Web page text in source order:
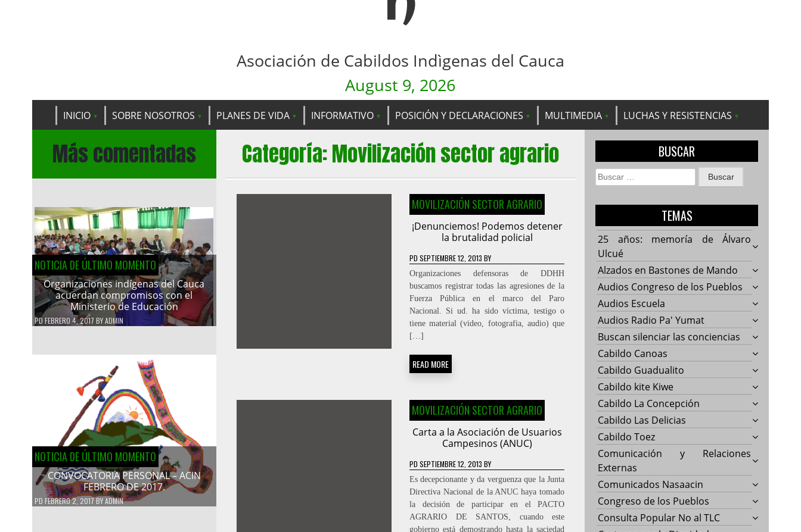
Asociación de Cabildos Indìgenas del Cauca
August 9, 2026
INICIO SOBRE NOSOTROS PLANES DE VIDA INFORMATIVO POSICIÓN Y DECLARACIONES MULTIMEDIA LUCHAS Y RESISTENCIAS
Más comentadas
NOTICIA DE ÚLTIMO MOMENTO
Organizaciones indígenas del Cauca
acuerdan compromisos con el
Ministerio de Educación
PD FEBRERO 4, 2017 BYADMIN
NOTICIA DE ÚLTIMO MOMENTO
CONVOCATORIA PERSONAL – ACIN
FEBRERO DE 2017.
PD FEBRERO 2, 2017BYADMIN
Categoría:Movilización sector agrario
MOVILIZACIÓN SECTOR AGRARIO
¡Denunciemos! Podemos detener
la brutalidad policial
PD SEPTIEMBRE 12, 2013 BY
Organizaciones defensoras de DDHH
buscamos registrar todas las agresiones de la
Fuerza Pública en el marco del Paro
Nacional. Si ud. ha sido víctima, testigo o
tiene material (video, fotografia, audio) que
[…]
READ MORE
MOVILIZACIÓN SECTOR AGRARIO
Carta a la Asociación de Usuarios
Campesinos (ANUC)
PD SEPTIEMBRE 12, 2013 BY
Es decepcionante y da verguenza que la Junta
Directiva Nacional de la ANUC haya tomado
la decisión de participar en el PACTO
AGRARIO DE SANTOS, cuando este
gobierno está demostrando hasta la saciedad
BUSCAR
Buscar:
TEMAS
25 años: memoría de Álvaro
Ulcué
Alzados en Bastones de Mando
Audios Congreso de los Pueblos
Audios Escuela
Audios Radio Pa' Yumat
Buscan silenciar las conciencias
Cabildo Canoas
Cabildo Guadualito
Cabildo kite Kiwe
Cabildo La Concepción
Cabildo Las Delicias
Cabildo Toez
Comunicación y Relaciones
Externas
Comunicados Nasaacin
Congreso de los Pueblos
Consulta Popular No al TLC